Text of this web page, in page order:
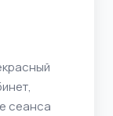
сеанса